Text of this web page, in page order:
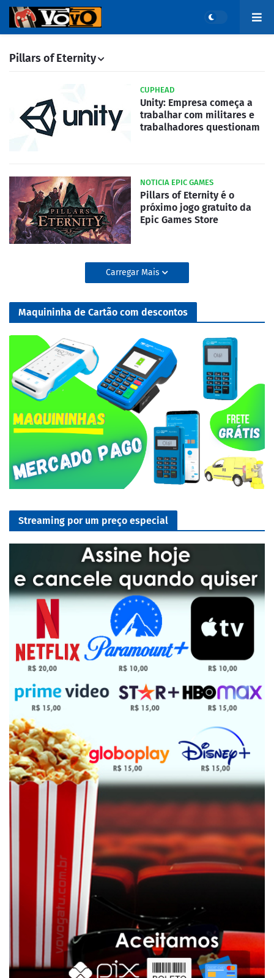
Pillars of Eternity
CUPHEAD
Unity: Empresa começa a
trabalhar com militares e
trabalhadores questionam
NOTICIA EPIC GAMES
Pillars of Eternity é o
próximo jogo gratuito da
Epic Games Store
Carregar Mais
Maquininha de Cartão com descontos
Streaming por um preço especial